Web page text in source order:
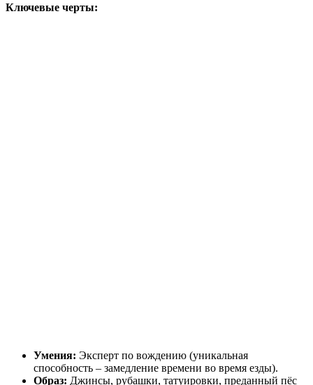
Ключевые черты:
Умения: Эксперт по вождению (уникальная
способность – замедление времени во время езды).
Образ: Джинсы, рубашки, татуировки, преданный пёс